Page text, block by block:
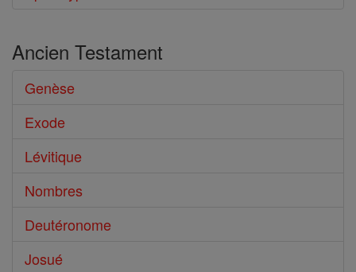
Ancien Testament
Genèse
Exode
Lévitique
Nombres
Deutéronome
Josué